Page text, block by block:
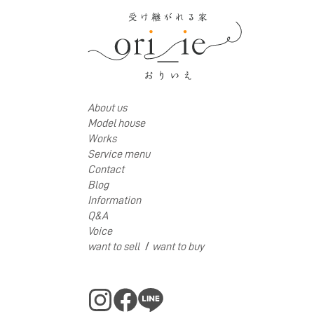
About us
Model house
Works
Service menu
Contact
Blog
Information
Q&A
Voice
want to sell / want to buy